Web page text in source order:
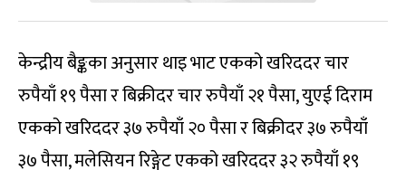
केन्द्रीय बैङ्कका अनुसार थाइ भाट एकको खरिददर चार
रुपैयाँ १९ पैसा र बिक्रीदर चार रुपैयाँ २१ पैसा, युएई दिराम
एकको खरिददर ३७ रुपैयाँ २० पैसा र बिक्रीदर ३७ रुपैयाँ
३७ पैसा, मलेसियन रिङ्गेट एकको खरिददर ३२ रुपैयाँ १९